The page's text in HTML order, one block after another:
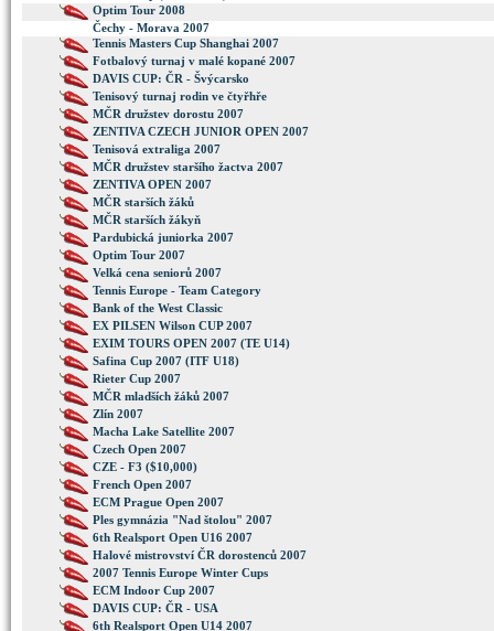
Optim Tour 2008
Čechy - Morava 2007
Tennis Masters Cup Shanghai 2007
Fotbalový turnaj v malé kopané 2007
DAVIS CUP: ČR - Švýcarsko
Tenisový turnaj rodin ve čtyřhře
MČR družstev dorostu 2007
ZENTIVA CZECH JUNIOR OPEN 2007
Tenisová extraliga 2007
MČR družstev staršího žactva 2007
ZENTIVA OPEN 2007
MČR starších žáků
MČR starších žákyň
Pardubická juniorka 2007
Optim Tour 2007
Velká cena seniorů 2007
Tennis Europe - Team Category
Bank of the West Classic
EX PILSEN Wilson CUP 2007
EXIM TOURS OPEN 2007 (TE U14)
Safina Cup 2007 (ITF U18)
Rieter Cup 2007
MČR mladších žáků 2007
Zlín 2007
Macha Lake Satellite 2007
Czech Open 2007
CZE - F3 ($10,000)
French Open 2007
ECM Prague Open 2007
Ples gymnázia "Nad štolou" 2007
6th Realsport Open U16 2007
Halové mistrovství ČR dorostenců 2007
2007 Tennis Europe Winter Cups
ECM Indoor Cup 2007
DAVIS CUP: ČR - USA
6th Realsport Open U14 2007